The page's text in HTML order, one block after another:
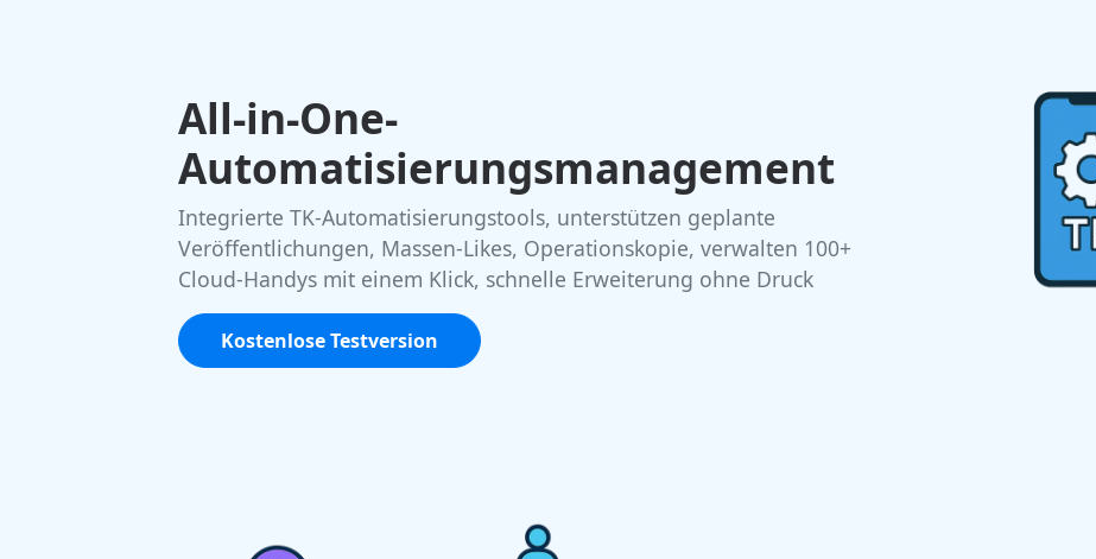
All-in-One-
Automatisierungsmanagement
Integrierte TK-Automatisierungstools, unterstützen geplante
Veröffentlichungen, Massen-Likes, Operationskopie, verwalten 100+
Cloud-Handys mit einem Klick, schnelle Erweiterung ohne Druck
Kostenlose Testversion